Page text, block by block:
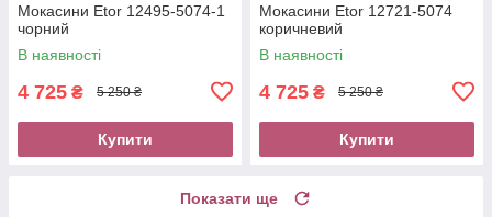
Мокасини Etor 12495-5074-1
чорний
В наявності
4 725 ₴ 5 250 ₴
Купити
Мокасини Etor 12721-5074
коричневий
В наявності
4 725 ₴ 5 250 ₴
Купити
Показати ще